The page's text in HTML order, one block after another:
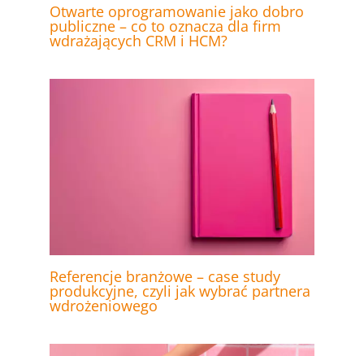
Otwarte oprogramowanie jako dobro
publiczne – co to oznacza dla firm
wdrażających CRM i HCM?
Referencje branżowe – case study
produkcyjne, czyli jak wybrać partnera
wdrożeniowego